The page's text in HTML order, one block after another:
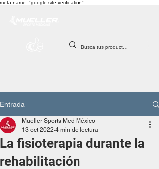
meta name="google-site-verification"
Entrada
La fisioterapia durante la
rehabilitación
Mueller Sports Med México
13 oct 2022 4 min de lectura